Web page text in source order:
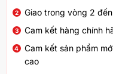
Giao trong vòng 2
Cam kết hàng chính
Cam kết sản phẩm
cao